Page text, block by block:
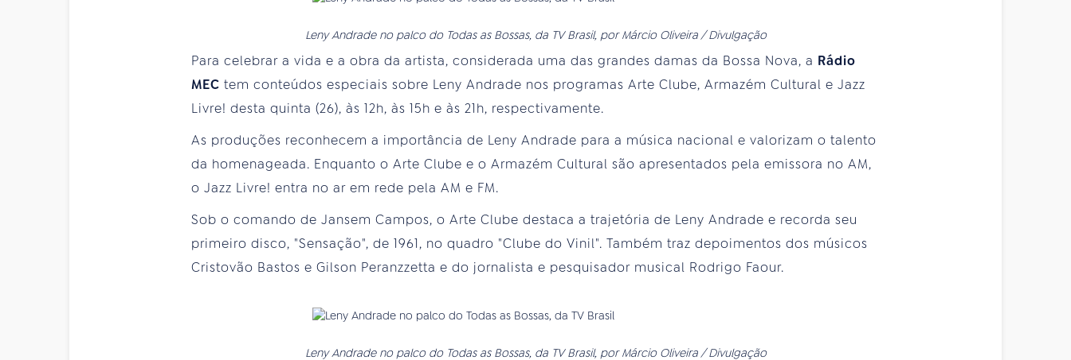
Leny Andrade no palco do Todas as Bossas, da TV Brasil, por Márcio Oliveira / Divulgação
Para celebrar a vida e a obra da artista, considerada uma das grandes damas da Bossa Nova, a Rádio
MEC tem conteúdos especiais sobre Leny Andrade nos programas Arte Clube, Armazém Cultural e Jazz
Livre! desta quinta (26), às 12h, às 15h e às 21h, respectivamente.
As produções reconhecem a importância de Leny Andrade para a música nacional e valorizam o talento
da homenageada. Enquanto o Arte Clube e o Armazém Cultural são apresentados pela emissora no AM,
o Jazz Livre! entra no ar em rede pela AM e FM.
Sob o comando de Jansem Campos, o Arte Clube destaca a trajetória de Leny Andrade e recorda seu
primeiro disco, "Sensação", de 1961, no quadro "Clube do Vinil". Também traz depoimentos dos músicos
Cristovão Bastos e Gilson Peranzzetta e do jornalista e pesquisador musical Rodrigo Faour.
Leny Andrade no palco do Todas as Bossas, da TV Brasil, por Márcio Oliveira / Divulgação